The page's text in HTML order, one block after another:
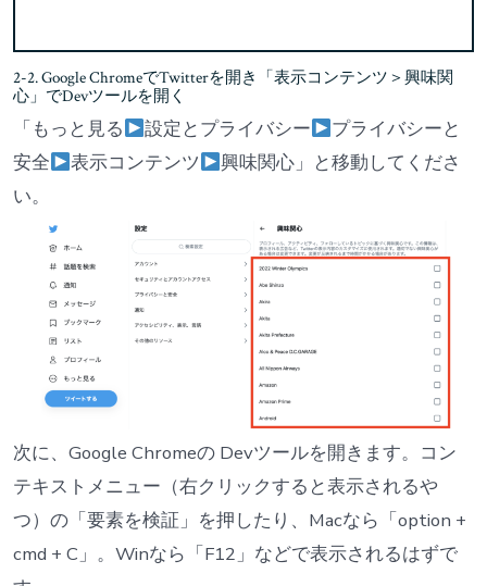
2-2. Google ChromeでTwitterを開き「表示コンテンツ＞興味関
心」でDevツールを開く
「もっと見る 設定とプライバシー
プライバシーと
安全
表示コンテンツ
興味関心」と移動してくださ
い。
次に、Google Chromeの Devツールを開きます。コン
テキストメニュー（右クリックすると表示されるや
つ）の「要素を検証」を押したり、Macなら「option +
cmd + C」。Winなら「F12」などで表示されるはずで